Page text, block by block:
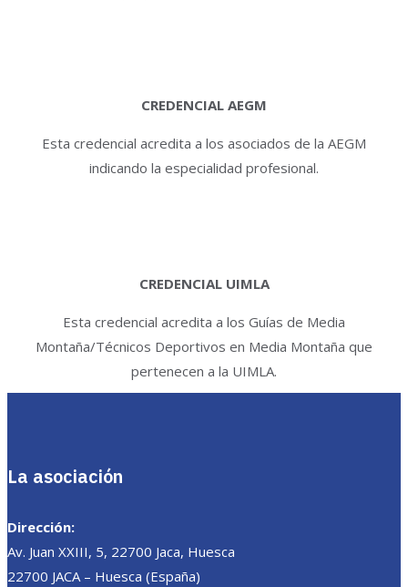
CREDENCIAL AEGM
Esta credencial acredita a los asociados de la AEGM
indicando la especialidad profesional.
CREDENCIAL UIMLA
Esta credencial acredita a los Guías de Media
Montaña/Técnicos Deportivos en Media Montaña que
pertenecen a la UIMLA.
La asociación
Dirección:
Av. Juan XXIII, 5, 22700 Jaca, Huesca
22700 JACA – Huesca (España)